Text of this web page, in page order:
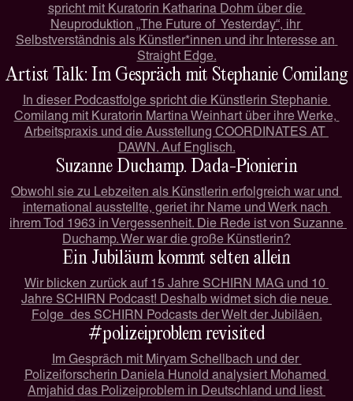
spricht mit Kuratorin Katharina Dohm über die
Neuproduktion „The Future of  Yesterday“, ihr
Selbstverständnis als Künstler*innen und ihr Interesse an
Straight Edge.
Artist Talk: Im Gespräch mit Stephanie Comilang
In dieser Podcastfolge spricht die Künstlerin Stephanie
Comilang mit Kuratorin Martina Weinhart über ihre Werke,
Arbeitspraxis und die Ausstellung COORDINATES AT
DAWN. Auf Englisch.
Suzanne Duchamp. Dada-Pionierin
Obwohl sie zu Lebzeiten als Künstlerin erfolgreich war und
international ausstellte, geriet ihr Name und Werk nach
ihrem Tod 1963 in Vergessenheit. Die Rede ist von Suzanne
Duchamp. Wer war die große Künstlerin?
Ein Jubiläum kommt selten allein
Wir blicken zurück auf 15 Jahre SCHIRN MAG und 10
Jahre SCHIRN Podcast! Deshalb widmet sich die neue
Folge  des SCHIRN Podcasts der Welt der Jubiläen.
#polizeiproblem revisited
Im Gespräch mit Miryam Schellbach und der
Polizeiforscherin Daniela Hunold analysiert Mohamed
Amjahid das Polizeiproblem in Deutschland und liest